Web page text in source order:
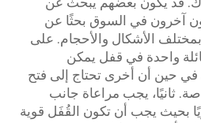
آخرون في السوق بحثًا عن
بمختلف الأشكال والأحجام. على
واحدة في قفل يمكن
حين أن أخرى تحتاج إلى فتح
ثانيًا، يجب مراعاة جانب
بحيث يجب أن تكون القُفَل قوية